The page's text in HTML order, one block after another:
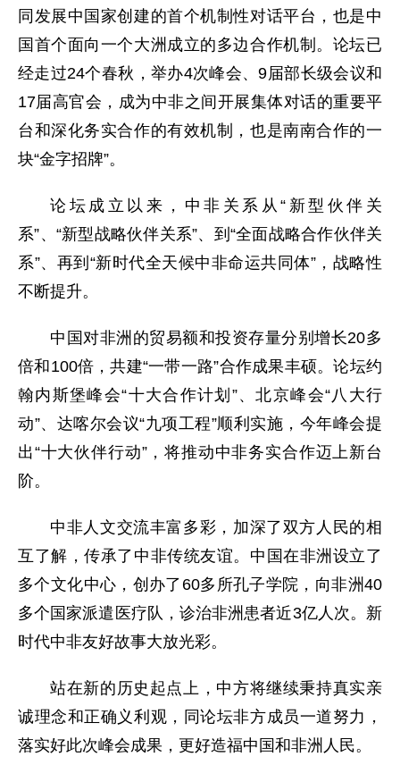
同发展中国家创建的首个机制性对话平台，也是中
国首个面向一个大洲成立的多边合作机制。论坛已
经走过24个春秋，举办4次峰会、9届部长级会议和
17届高官会，成为中非之间开展集体对话的重要平
台和深化务实合作的有效机制，也是南南合作的一
块“金字招牌”。
论坛成立以来，中非关系从“新型伙伴关
系”、“新型战略伙伴关系”、到“全面战略合作伙伴关
系”、再到“新时代全天候中非命运共同体”，战略性
不断提升。
中国对非洲的贸易额和投资存量分别增长20多
倍和100倍，共建“一带一路”合作成果丰硕。论坛约
翰内斯堡峰会“十大合作计划”、北京峰会“八大行
动”、达喀尔会议“九项工程”顺利实施，今年峰会提
出“十大伙伴行动”，将推动中非务实合作迈上新台
阶。
中非人文交流丰富多彩，加深了双方人民的相
互了解，传承了中非传统友谊。中国在非洲设立了
多个文化中心，创办了60多所孔子学院，向非洲40
多个国家派遣医疗队，诊治非洲患者近3亿人次。新
时代中非友好故事大放光彩。
站在新的历史起点上，中方将继续秉持真实亲
诚理念和正确义利观，同论坛非方成员一道努力，
落实好此次峰会成果，更好造福中国和非洲人民。